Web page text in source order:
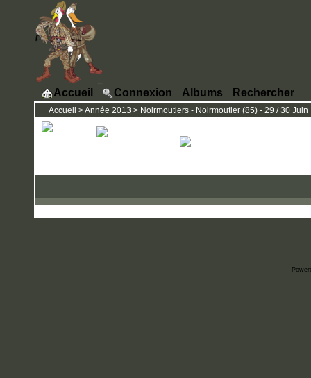
Accueil Connexion Albums Rechercher
Accueil >Année 2013 > Noirmoutiers - Noirmoutier (85) - 29 / 30 Juin